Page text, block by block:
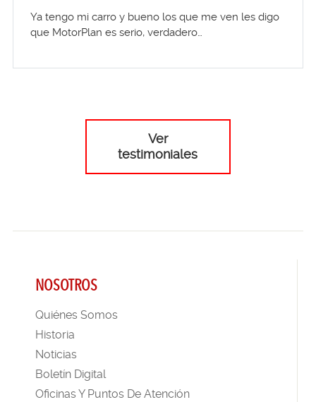
Ya tengo mi carro y bueno los que me ven les digo
que MotorPlan es serio, verdadero…
Ver
testimoniales
NOSOTROS
Quiénes Somos
Historia
Noticias
Boletín Digital
Oficinas Y Puntos De Atención